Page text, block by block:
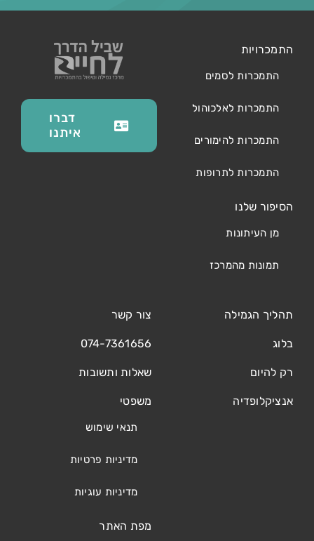
התמכרויות
התמכרות לסמים
התמכרות לאלכוהול
התמכרות להימורים
התמכרות לתרופות
הסיפור שלנו
מן העיתונות
תמונות מהמרכז
תהליך הגמילה
בלוג
רק להיום
אנציקלופדיה
צור קשר
074-7361656
שאלות ותשובות
משפטי
תנאי שימוש
מדיניות פרטיות
מדיניות עוגיות
מפת האתר
דברו
איתנו